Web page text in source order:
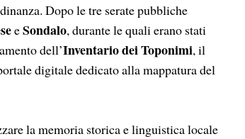
Dopo le tre serate pubbliche
eSondalo, durante le quali erano stati
dell’Inventario dei Toponimi, il
digitale dedicato alla mappatura del
la memoria storica e linguistica locale